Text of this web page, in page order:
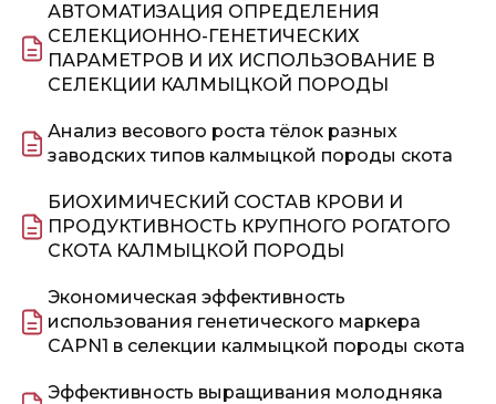
АВТОМАТИЗАЦИЯ ОПРЕДЕЛЕНИЯ
СЕЛЕКЦИОННО-ГЕНЕТИЧЕСКИХ
ПАРАМЕТРОВ И ИХ ИСПОЛЬЗОВАНИЕ В
СЕЛЕКЦИИ КАЛМЫЦКОЙ ПОРОДЫ
Анализ весового роста тёлок разных
заводских типов калмыцкой породы скота
БИОХИМИЧЕСКИЙ СОСТАВ КРОВИ И
ПРОДУКТИВНОСТЬ КРУПНОГО РОГАТОГО
СКОТА КАЛМЫЦКОЙ ПОРОДЫ
Экономическая эффективность
использования генетического маркера
CAPN1 в селекции калмыцкой породы скота
Эффективность выращивания молодняка